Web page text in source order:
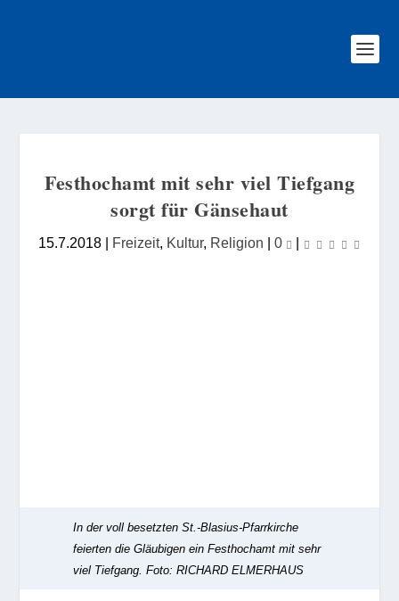
Festhochamt mit sehr viel Tiefgang
sorgt für Gänsehaut
15.7.2018| Freizeit, Kultur, Religion | 0 |
In der voll besetzten St.-Blasius-Pfarrkirche
feierten die Gläubigen ein Festhochamt mit sehr
viel Tiefgang. Foto: RICHARD ELMERHAUS